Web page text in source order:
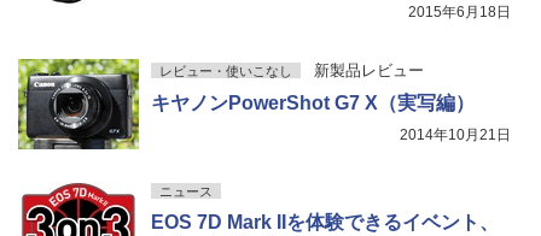
2015年6月18日
レビュー・使いこなし 新製品レビュー
キヤノンPowerShot G7 X（実写編）
2014年10月21日
ニュース
EOS 7D Mark IIを体験できるイベント、